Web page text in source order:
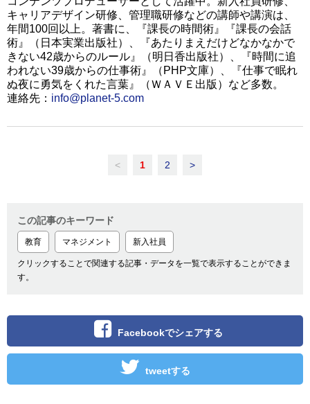
キャリアデザイン研修、管理職研修などの講師や講演は、
年間100回以上。著書に、『課長の時間術』『課長の会話
術』（日本実業出版社）、『あたりまえだけどなかなかで
きない42歳からのルール』（明日香出版社）、『時間に追
われない39歳からの仕事術』（PHP文庫）、『仕事で眠れ
ぬ夜に勇気をくれた言葉』（ＷＡＶＥ出版）など多数。
連絡先： info@planet-5.com
< 1 2 >
この記事のキーワード
教育 マネジメント 新入社員
クリックすることで関連する記事・データを一覧で表示することができま
す。
Facebookでシェアする
tweetする